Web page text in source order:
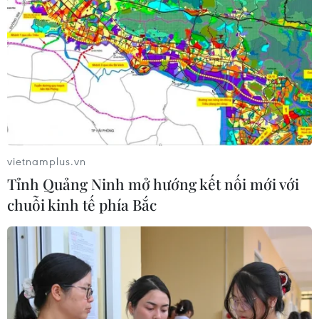
vietnamplus.vn
Tỉnh Quảng Ninh mở hướng kết nối mới với
chuỗi kinh tế phía Bắc